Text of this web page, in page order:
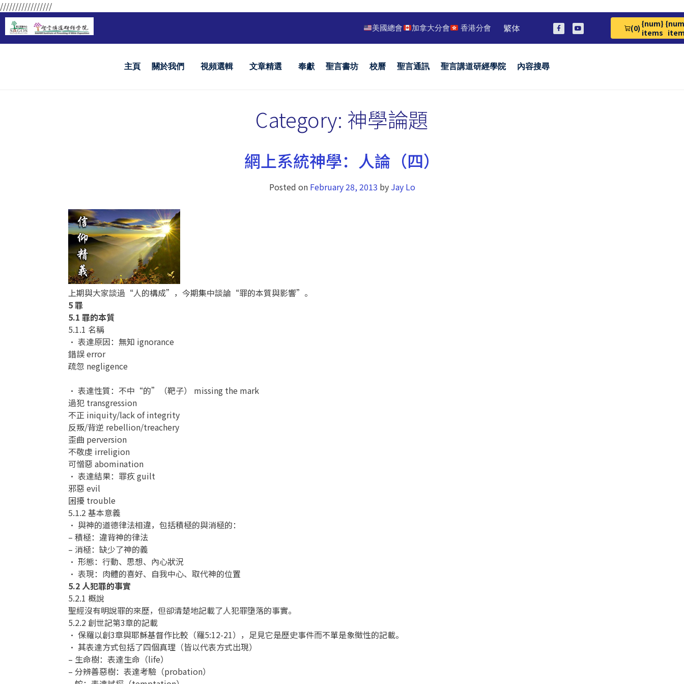
/////////////////
美國總會 加拿大分會 香港分會 繁体 (0)
View Cart 0
{num}
items
主頁 關於我們 視頻選輯 文章精選 奉獻 聖言書坊 校曆 聖言通訊 聖言講道研經學院 內容搜尋
Category: 神學論題
網上系統神學：人論（四）
Posted on February 28, 2013 by Jay Lo
上期與大家談過“人的構成”，今期集中談論“罪的本質與影響”。
5 罪
5.1 罪的本質
5.1.1 名稱
• 表達原因：無知 ignorance
錯誤 error
疏忽 negligence
• 表達性質：不中“的”（靶子） missing the mark
過犯 transgression
不正 iniquity/lack of integrity
反叛/背逆 rebellion/treachery
歪曲 perversion
不敬虔 irreligion
可憎惡 abomination
• 表達結果：罪疚 guilt
邪惡 evil
困擾 trouble
5.1.2 基本意義
• 與神的道德律法相違，包括積極的與消極的：
– 積極：違背神的律法
– 消極：缺少了神的義
• 形態：行動、思想、內心狀況
• 表現：肉體的喜好、自我中心、取代神的位置
5.2 人犯罪的事實
5.2.1 概說
聖經沒有明說罪的來歷，但卻清楚地記載了人犯罪墮落的事實。
5.2.2 創世記第3章的記載
• 保羅以創3章與耶穌基督作比較（羅5:12-21），足見它是歷史事件而不單是象徵性的記載。
• 其表達方式包括了四個真理（皆以代表方式出現）
– 生命樹：表達生命（life）
– 分辨善惡樹：表達考驗（probation）